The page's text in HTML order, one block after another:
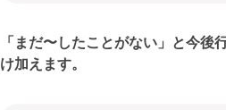
「まだ〜したことがない」と今
け加えます。